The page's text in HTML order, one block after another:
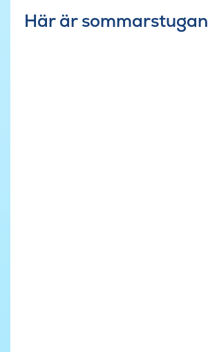
Här är sommarstugan